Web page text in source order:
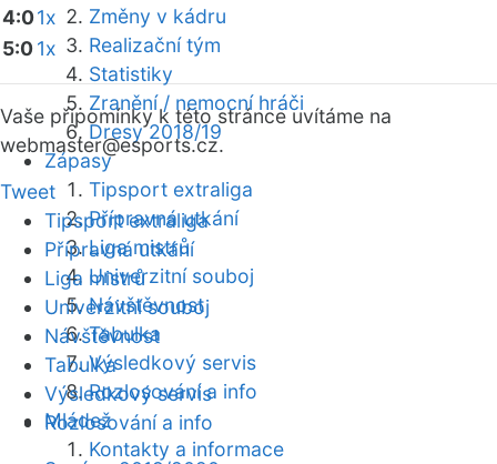
Změny v kádru
Realizační tým
Statistiky
Zranění / nemocní hráči
Dresy 2018/19
Zápasy
Tipsport extraliga
Přípravná utkání
Liga mistrů
Univerzitní souboj
Návštěvnost
Tabulka
Výsledkový servis
Rozlosování a info
Mládež
Kontakty a informace
4:01x
5:01x
Vaše připomínky k této stránce uvítáme na
webmaster@esports.cz.
Tweet
Tipsport extraliga
Přípravná utkání
Liga mistrů
Univerzitní souboj
Návštěvnost
Tabulka
Výsledkový servis
Rozlosování a info